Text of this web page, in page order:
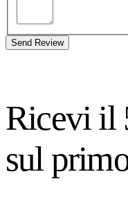
Send Review
Ricevi il
sul